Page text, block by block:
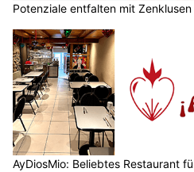
Potenziale entfalten mit
AyDiosMio: Beliebtes Restaurant